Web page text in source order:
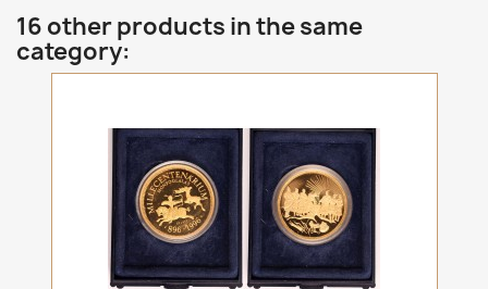
16 other products in the same
category: